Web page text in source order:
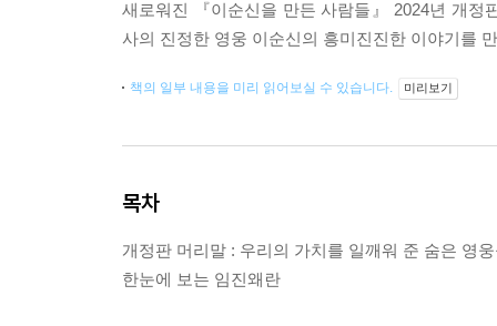
새로워진 『이순신을 만든 사람들』 2024년 개정
사의 진정한 영웅 이순신의 흥미진진한 이야기를
책의 일부 내용을 미리 읽어보실 수 있습니다. 미리보기
목차
개정판 머리말 : 우리의 가치를 일깨워 준 숨은 영
한눈에 보는 임진왜란